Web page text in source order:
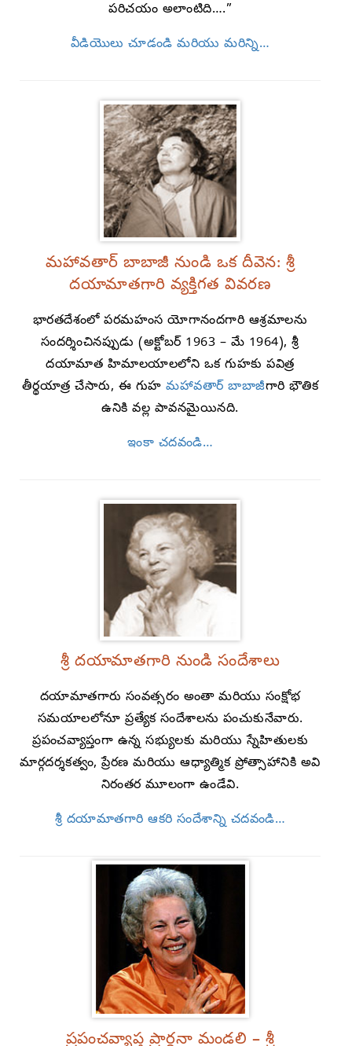
పరిచయం అలాంటిది….”
వీడియొలు చూడండి మరియు మరిన్ని…
మహావతార్ బాబాజీ నుండి ఒక దీవెన: శ్రీ
దయామాతగారి వ్యక్తిగత వివరణ
భారతదేశంలో పరమహంస యోగానందగారి ఆశ్రమాలను
సందర్శించినప్పుడు (అక్టోబర్ 1963 – మే 1964), శ్రీ
దయామాత హిమాలయాలలోని ఒక గుహకు పవిత్ర
తీర్థయాత్ర చేసారు, ఈ గుహ మహావతార్ బాబాజీగారి భౌతిక
ఉనికి వల్ల పావనమైయినది.
ఇంకా చదవండి…
శ్రీ దయామాతగారి నుండి సందేశాలు
దయామాతగారు సంవత్సరం అంతా మరియు సంక్షోభ
సమయాలలోనూ ప్రత్యేక సందేశాలను పంచుకునేవారు.
ప్రపంచవ్యాప్తంగా ఉన్న సభ్యులకు మరియు స్నేహితులకు
మార్గదర్శకత్వం, ప్రేరణ మరియు ఆధ్యాత్మిక ప్రోత్సాహానికి అవి
నిరంతర మూలంగా ఉండేవి.
శ్రీ దయామాతగారి ఆకరి సందేశాన్ని చదవండి…
ప్రపంచవ్యాప్త ప్రార్థనా మండలి – శ్రీ